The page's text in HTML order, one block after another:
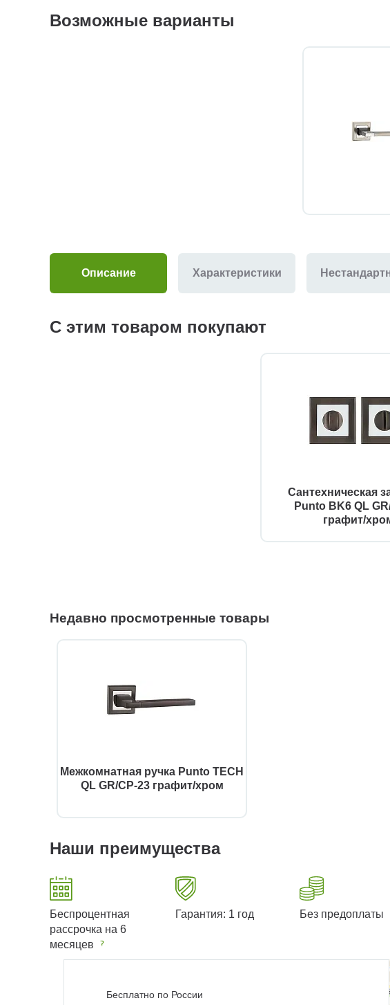
Возможные варианты
Описание Характеристики
С этим товаром покупают
Сантехническая
Punto BK6 QL
графит/
Недавно просмотренные товары
Межкомнатная ручка Punto TECH
QL GR/CP-23 графит/хром
Наши преимущества
Беспроцентная
рассрочка на 6
месяцев
Гарантия: 1 год Без предоплаты
Бесплатно по России